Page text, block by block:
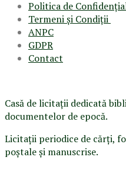
Politica de Confidenţ
Termeni şi Condiţii
ANPC
GDPR
Contact
Casă de licitaţii dedicată
documentelor de epocă.
Licitaţii periodice de cărţi,
poştale şi manuscrise.